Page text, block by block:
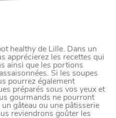
healthy de Lille. Dans un
apprécierez les recettes qui
ainsi que les portions
Si les soupes
pourrez également
préparés sous vos yeux et
gourmands ne pourront
gâteau ou une pâtisserie
reviendrons goûter les